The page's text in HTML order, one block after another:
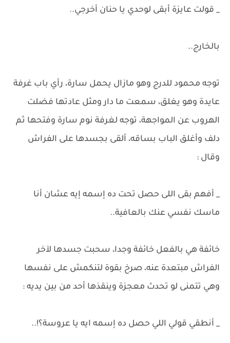
_ قولت عايزة أبقى لوحدي يا حنان أخرجي..
بالخارج..
توجه محمود للدرج وهو مازال يحمل سارة، رأي باب غرفة
عايدة وهو يغلق، سمعت ما دار ومثل عادتها فضلت
الهروب عن المواجهة، توجه لغرفة نوم سارة وفتحها ثم
دلف وأغلق الباب بساقه، ألقى بجسدها على الفراش
وقال :
_ أفهم بقى اللى حصل تحت ده إسمه إيه عشان أنا
ماسك نفسي عنك بالعافية..
خائفة هي بالفعل خائفة وجدا، سحبت جسدها لآخر
الفراش مبتعدة عنه، صرخ بقوة لتنكمش على نفسها
وهي تتمنى لو تحدث معجزة وينقذها أحد من بين يديه :
_ أنطقي قولي اللي حصل ده إسمه ايه يا عروسة؟!..